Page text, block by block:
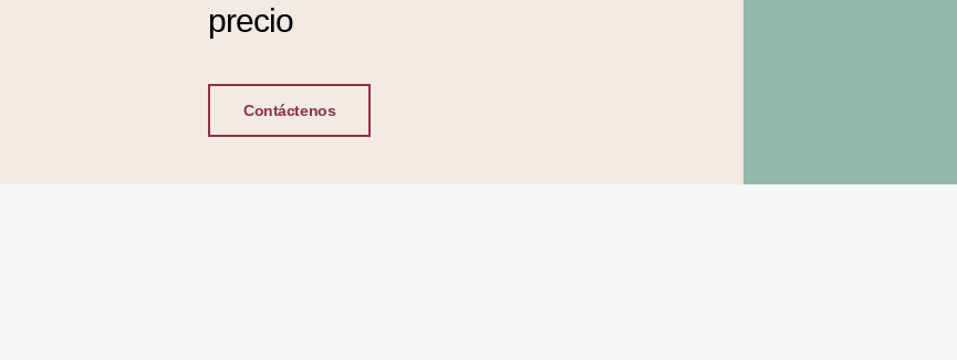
precio
Contáctenos